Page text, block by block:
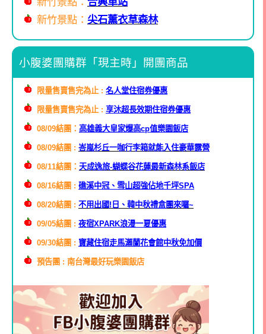
新竹景點： 尖石薰衣草森林
小腹婆團購群「現主時」開團商品
限量售賣售完為止 : 名人堂住宿券優惠
限量售賣售完為止 : 享沐超長效期住宿券優惠
08/09結團： 高雄義大皇家爆高cp值樂園飯店
08/09結團 : 峇嵐杉丘一咖行李箱就能入住豪華露營
08/11結團： 天成逸旅-蝴蝶谷花蓮最新森林系飯店
08/16結團 : 礁溪中冠、雪山超強佔地千坪SPA
08/20結團 : 不用出國!日、韓中秋禮盒團來囉~
09/05結團 : 夜宿XPARK浪漫一夏優惠
09/30結團 : 寶藏住宿走馬瀨蘭花會館中秋免加價
預告團 : 南台灣最好玩樂園飯店